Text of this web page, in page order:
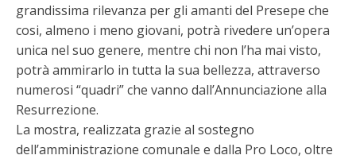
grandissima rilevanza per gli amanti del Presepe che
cosi, almeno i meno giovani, potrà rivedere un’opera
unica nel suo genere, mentre chi non l’ha mai visto,
potrà ammirarlo in tutta la sua bellezza, attraverso
numerosi “quadri” che vanno dall’Annunciazione alla
Resurrezione.
La mostra, realizzata grazie al sostegno
dell’amministrazione comunale e dalla Pro Loco, oltre